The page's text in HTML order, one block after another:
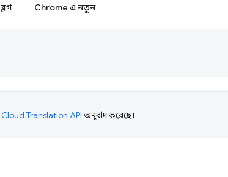
ব্লগ Chrome এ নতুন
Cloud Translation APIঅনুবাদ করেছে।